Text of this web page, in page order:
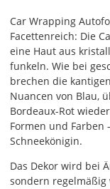
Lieferzeit
&
Versandkosten?
DE
EU
Car Wrapping
Facettenreich: Die
eine Haut aus
funkeln. Wie bei
brechen die
Nuancen von Blau,
Bordeaux-Rot
Formen und Farben
Schneekönigin.
Das Dekor wird bei
sondern regelmäßig